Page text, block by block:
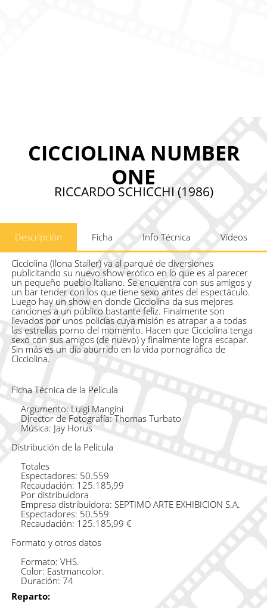
CICCIOLINA NUMBER
ONE
RICCARDO SCHICCHI (1986)
Descripción Ficha Info Técnica Vídeos
Cicciolina (Ilona Staller) va al parqué de diversiones
publicitando su nuevo show erótico en lo que es al parecer
un pequeño pueblo Italiano. Se encuentra con sus amigos y
un bar tender con los que tiene sexo antes del espectáculo.
Luego hay un show en donde Cicciolina da sus mejores
canciones a un público bastante feliz. Finalmente son
llevados por unos policías cuya misión es atrapar a a todas
las estrellas porno del momento. Hacen que Cicciolina tenga
sexo con sus amigos (de nuevo) y finalmente logra escapar.
Sin más es un día aburrido en la vida pornográfica de
Cicciolina.
Ficha Técnica de la Película
Argumento: Luigi Mangini
Director de Fotografía: Thomas Turbato
Música: Jay Horus
Distribución de la Película
Totales
Espectadores: 50.559
Recaudación: 125.185,99
Por distribuidora
Empresa distribuidora: SEPTIMO ARTE EXHIBICION S.A.
Espectadores: 50.559
Recaudación: 125.185,99 €
Formato y otros datos
Formato: VHS.
Color: Eastmancolor.
Duración: 74
Reparto: